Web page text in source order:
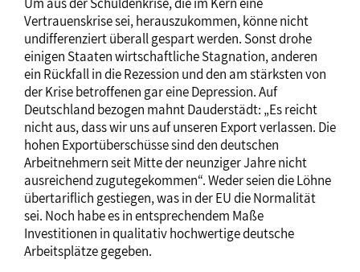
Vertrauenskrise sei, herauszukommen, könne nicht
undifferenziert überall gespart werden. Sonst drohe
einigen Staaten wirtschaftliche Stagnation, anderen
ein Rückfall in die Rezession und den am stärksten von
der Krise betroffenen gar eine Depression. Auf
Deutschland bezogen mahnt Dauderstädt: „Es reicht
nicht aus, dass wir uns auf unseren Export verlassen. Die
hohen Exportüberschüsse sind den deutschen
Arbeitnehmern seit Mitte der neunziger Jahre nicht
ausreichend zugutegekommen“. Weder seien die Löhne
übertariflich gestiegen, was in der EU die Normalität
sei. Noch habe es in entsprechendem Maße
Investitionen in qualitativ hochwertige deutsche
Arbeitsplätze gegeben.